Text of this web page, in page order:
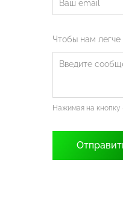
Чтобы нам
Нажимая на кнопку